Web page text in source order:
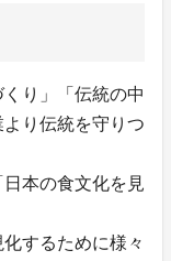
り」「伝統の中
り伝統を守りつ
日本の食文化を見
するために様々